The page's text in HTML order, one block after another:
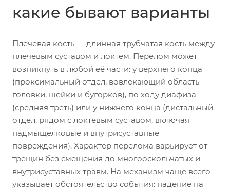
какие бывают варианты
Плечевая кость — длинная трубчатая кость между
плечевым суставом и локтем. Перелом может
возникнуть в любой её части: у верхнего конца
(проксимальный отдел, вовлекающий область
головки, шейки и бугорков), по ходу диафиза
(средняя треть) или у нижнего конца (дистальный
отдел, рядом с локтевым суставом, включая
надмыщелковые и внутрисуставные
повреждения). Характер перелома варьирует от
трещин без смещения до многооскольчатых и
внутрисуставных травм. На механизм чаще всего
указывает обстоятельство события: падение на